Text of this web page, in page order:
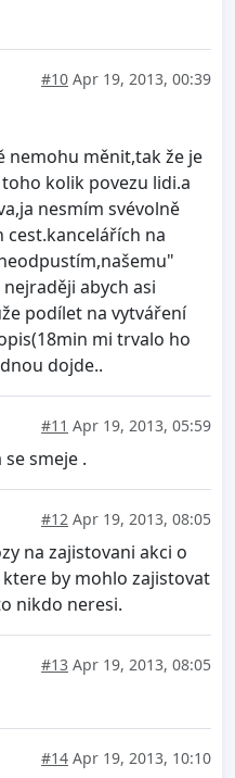
#10 Apr 19, 2013, 00:39
nemohu měnit,tak že je
kolik povezu lidi.a
nesmím svévolně
na
abych asi
podílet na vytváření
mi trvalo ho
dojde..
#11 Apr 19, 2013, 05:59
smeje .
#12 Apr 19, 2013, 08:05
na zajistovani akci o
by mohlo zajistovat
nikdo neresi.
#13 Apr 19, 2013, 08:05
#14 Apr 19, 2013, 10:10